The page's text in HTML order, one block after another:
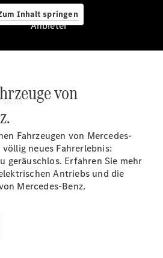
Inhalt springen
Anbieter
von
Fahrzeugen von Mercedes-
neues Fahrerlebnis:
geräuschlos. Erfahren Sie mehr
Antriebs und die
Mercedes-Benz.